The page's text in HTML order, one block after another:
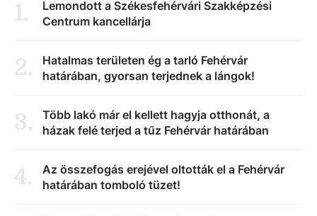
1.
Lemondott a Székesfehérvári Szakképzési
Centrum kancellárja
2.
Hatalmas területen ég a tarló Fehérvár
határában, gyorsan terjednek a lángok!
3.
Több lakó már el kellett hagyja otthonát, a
házak felé terjed a tűz Fehérvár határában
4.
Az összefogás erejével oltották el a Fehérvár
határában tomboló tüzet!